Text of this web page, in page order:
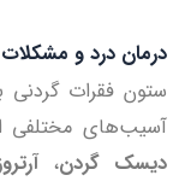
درمان درد و
ستون فقرات گردنی
آسیب‌های مختلفی
دیسک گردن،